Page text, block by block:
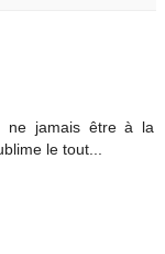
ne jamais être à la
le tout...